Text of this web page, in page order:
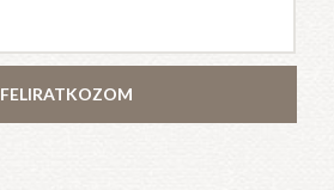
FELIRATKOZOM